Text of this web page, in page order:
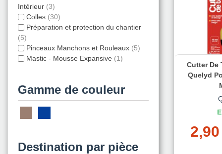
Intérieur (3)
Colles (30)
Préparation et protection du chantier
(5)
Pinceaux Manchons et Rouleaux (5)
Mastic - Mousse Expansive (1)
Gamme de couleur
Destination par pièce
Cutter De
Quelyd